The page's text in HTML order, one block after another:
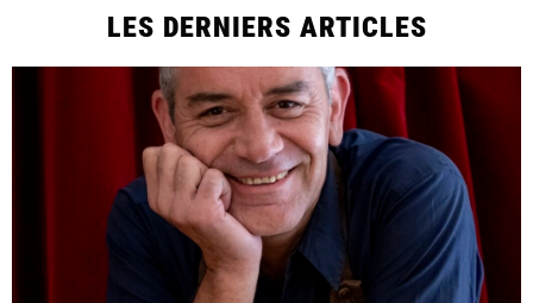
LES DERNIERS ARTICLES